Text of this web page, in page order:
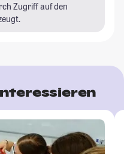
Zugriff auf den